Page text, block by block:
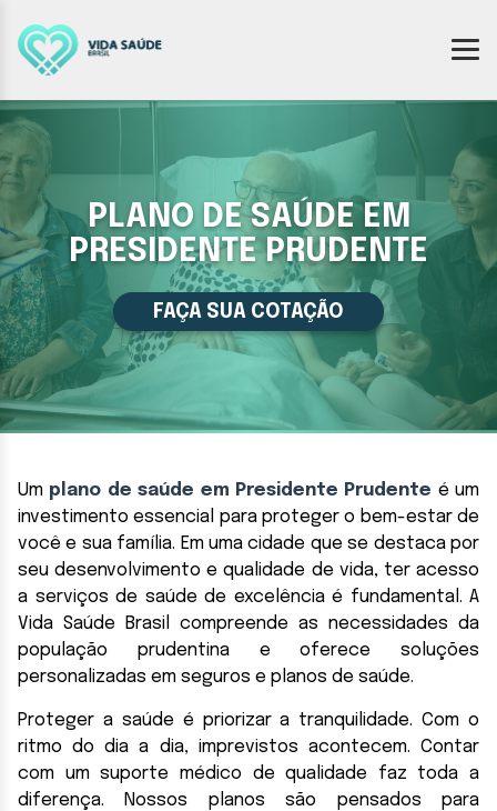
PLANO DE SAÚDE EM
PRESIDENTE PRUDENTE
FAÇA SUA COTAÇÃO
Um plano de saúde em Presidente Prudente é um
investimento essencial para proteger o bem-estar de
você e sua família. Em uma cidade que se destaca por
seu desenvolvimento e qualidade de vida, ter acesso
a serviços de saúde de excelência é fundamental. A
Vida Saúde Brasil compreende as necessidades da
população prudentina e oferece soluções
personalizadas em seguros e planos de saúde.
Proteger a saúde é priorizar a tranquilidade. Com o
ritmo do dia a dia, imprevistos acontecem. Contar
com um suporte médico de qualidade faz toda a
diferença. Nossos planos são pensados para